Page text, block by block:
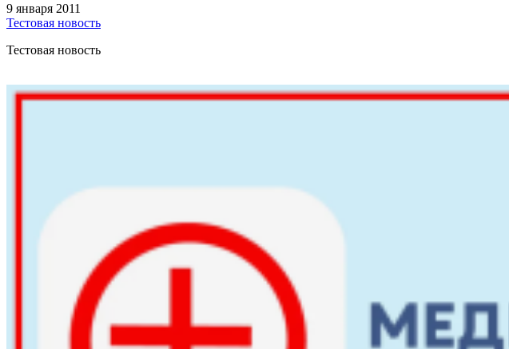
9 января 2011
Тестовая новость
Тестовая новость